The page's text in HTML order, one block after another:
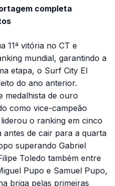
completa
11ª vitória no CT e
mundial, garantindo a
etapa, o Surf City El
do ano anterior.
medalhista de ouro
como vice-campeão
o ranking em cinco
antes de cair para a quarta
superando Gabriel
Toledo também entre
Pupo e Samuel Pupo,
briga pelas primeiras